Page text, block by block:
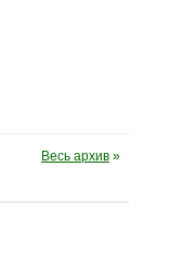
Весь архив »